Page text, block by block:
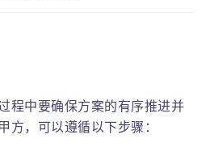
程中要确保方案的有序推进并
方，可以遵循以下步骤：